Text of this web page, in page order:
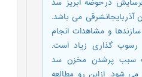
درحوضه آبریز سد
آذربایجانشرقی می باشد.
و مشاهدات انجام
گذاری زیاد است.
سبب پرشدن مخزن سد